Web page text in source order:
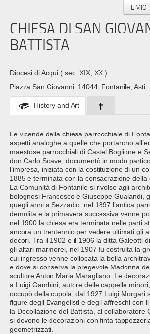
IL MIO
CHIESA DI SAN
BATTISTA
Diocesi di Acqui ( sec. XIX; XX )
Piazza San Giovanni, 14044, Fontanile, Asti
History and Art
Le vicende della chiesa parrocchiale di
aspetti analoghe a quelle che portarono
maestose parrocchiali di Castel Boglione e
don Carlo Soave, documentò in modo
l’impresa, iniziata con la costituzione di un
1885 e terminata con la consacrazione della
La Comunità di Fontanile si rivolse agli
bolognesi Francesco e Giuseppe Gualandi,
quegli anni a Sezzadio: nel 1897 l’antica
demolita e la primavera successiva venne
nel 1900 la chiesa era terminata nelle parti
ancora un trentennio per vedere ultimati gli
decori. Tra il 1902 e il 1906 la ditta Galeotti
gli altari marmorei, nel 1907 fu costruita la
cui ingresso venne collocata la bella
e dove si conserva la pregevole Madonna
scultore Anton Maria Maragliano. Le
a Luigi Gambini, autore delle cappelle
occupò della cupola; dal 1927 Luigi Morgari
figure degli Evangelisti e degli affreschi con
la Decollazione del Battista, al collaboratore
si devono le decorazioni con finta
geometrizzati.